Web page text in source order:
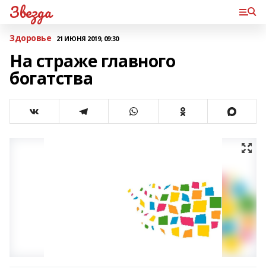
Звезда
Здоровье 21 ИЮНЯ 2019, 09:30
На страже главного
богатства